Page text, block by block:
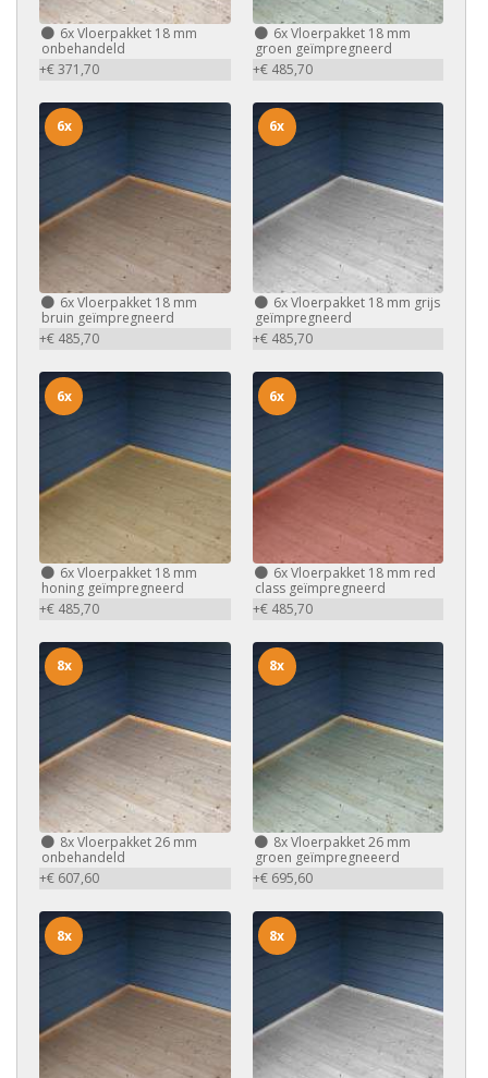
6xVloerpakket 18 mm
onbehandeld
+€ 371,70
6xVloerpakket 18 mm
groen geïmpregneerd
+€ 485,70
6xVloerpakket 18 mm
bruin geïmpregneerd
+€ 485,70
6x
6xVloerpakket 18 mm grijs
geïmpregneerd
+€ 485,70
6x
6xVloerpakket 18 mm
honing geïmpregneerd
+€ 485,70
6x
6xVloerpakket 18 mm red
class geïmpregneerd
+€ 485,70
6x
8xVloerpakket 26 mm
onbehandeld
+€ 607,60
8x
8xVloerpakket 26 mm
groen geïmpregneeerd
+€ 695,60
8x
8x 8x